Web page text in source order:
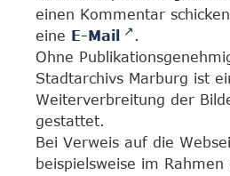
einen Kommentar
eine E-Mail
.
Ohne
Stadtarchivs Marburg ist
Weiterverbreitung der
gestattet.
Bei Verweis auf die
beispielsweise im Rahmen